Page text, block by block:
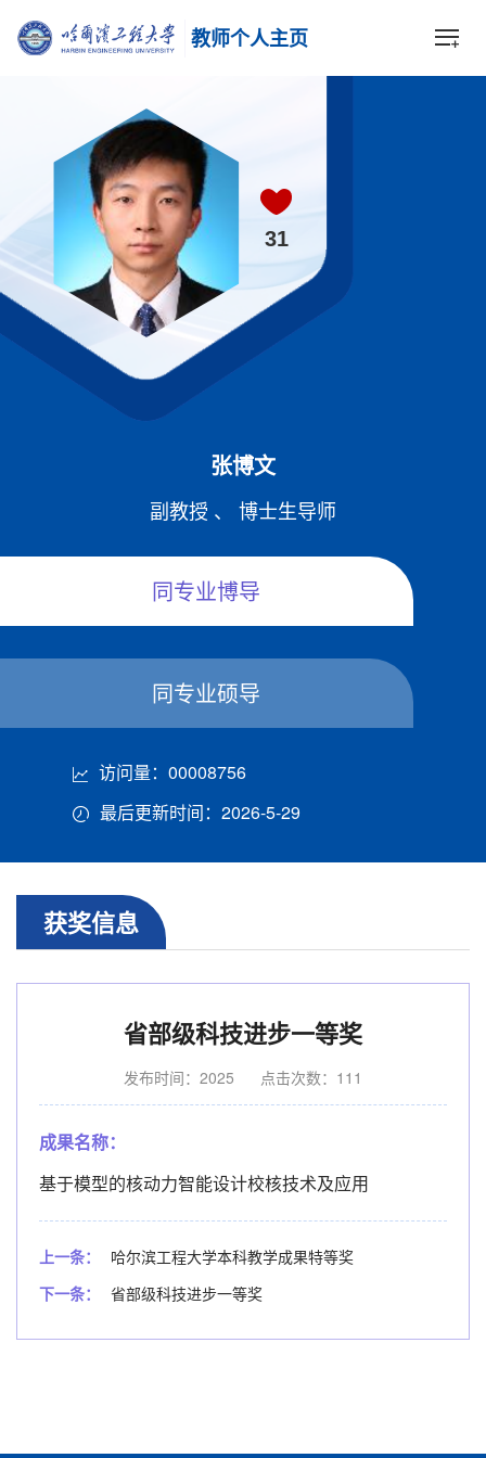
教师个人主页
31
张博文
副教授 、 博士生导师
同专业博导
同专业硕导
访问量：00008756
最后更新时间：2026-5-29
获奖信息
省部级科技进步一等奖
发布时间：2025 点击次数： 111
成果名称：
基于模型的核动力智能设计校核技术及应用
上一条：
哈尔滨工程大学本科教学成果特等奖
下一条：
省部级科技进步一等奖